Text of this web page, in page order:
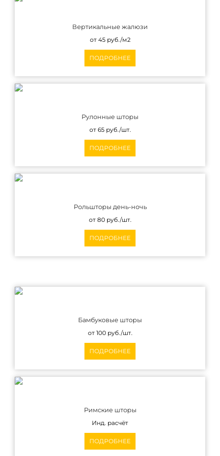
Вертикальные жалюзи
от 45 руб./м2
ПОДРОБНЕЕ
Рулонные шторы
от 65 руб./шт.
ПОДРОБНЕЕ
Рольшторы день-ночь
от 80 руб./шт.
ПОДРОБНЕЕ
Бамбуковые шторы
от 100 руб./шт.
ПОДРОБНЕЕ
Римские шторы
Инд. расчёт
ПОДРОБНЕЕ